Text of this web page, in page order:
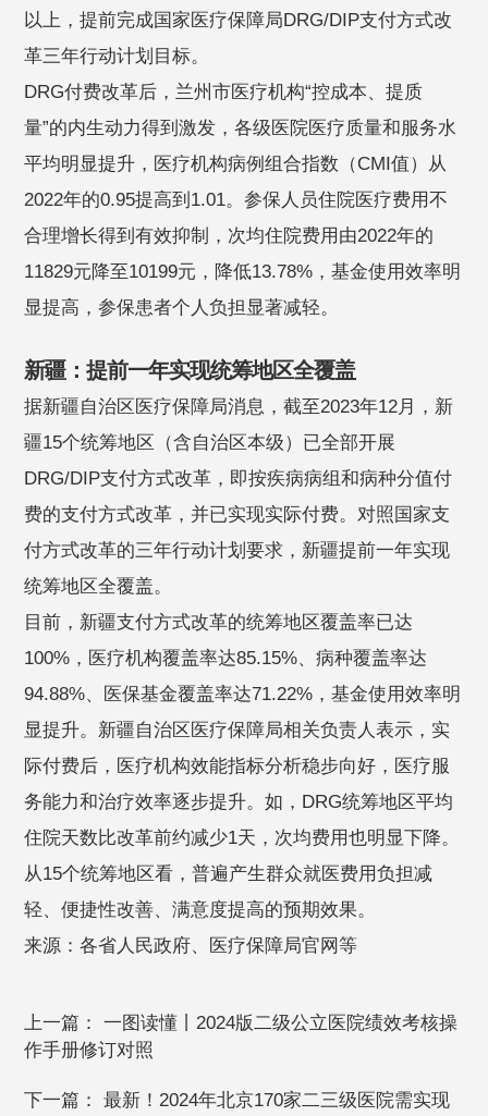
以上，提前完成国家医疗保障局DRG/DIP支付方式改
革三年行动计划目标。
DRG付费改革后，兰州市医疗机构“控成本、提质
量”的内生动力得到激发，各级医院医疗质量和服务水
平均明显提升，医疗机构病例组合指数（CMI值）从
2022年的0.95提高到1.01。参保人员住院医疗费用不
合理增长得到有效抑制，次均住院费用由2022年的
11829元降至10199元，降低13.78%，基金使用效率明
显提高，参保患者个人负担显著减轻。
新疆：提前一年实现统筹地区全覆盖
据新疆自治区医疗保障局消息，截至2023年12月，新
疆15个统筹地区（含自治区本级）已全部开展
DRG/DIP支付方式改革，即按疾病病组和病种分值付
费的支付方式改革，并已实现实际付费。对照国家支
付方式改革的三年‌行动计划要求，新疆提前一年实现
统筹地区全覆盖。
目前，新疆支付方式改革的统筹地区覆盖率已达
100%，医疗机构覆盖率达85.15%、病种覆盖率达
94.88%、医保基金覆盖率达71.22%，基金使用效率明
显提升。新疆自治区医疗保障局相关负责人表示，实
际付费后，医疗机构效能指标分析稳步向好，医疗服
务能力和治疗效率逐步提升。如，DRG统筹地区平均
住院天数比改革前约减少1天，次均费用也明显下降。
从15个统筹地区看，普遍产生群众就医费用负担减
轻、便捷性改善、满意度提高的预期效果。
来源：各省人民政府、医疗保障局官网等
上一篇：一图读懂丨2024版二级公立医院绩效考核操
作手册修订对照
下一篇：最新！2024年北京170家二三级医院需实现